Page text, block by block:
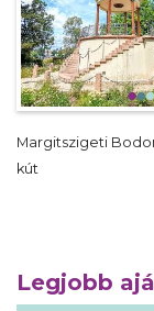
Margitszigeti
kút
Legjobb